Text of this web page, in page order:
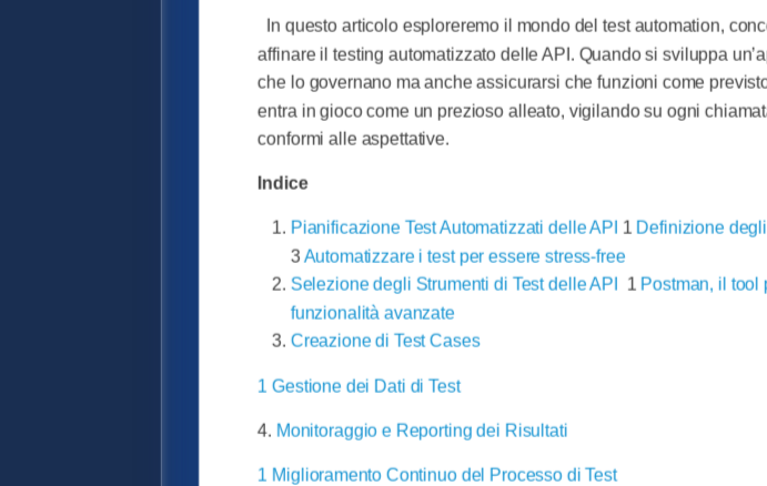
In questo articolo esploreremo il mondo del test automation,
affinare il testing automatizzato delle API. Quando si sviluppa
che lo governano ma anche assicurarsi che funzioni come
entra in gioco come un prezioso alleato, vigilando su ogni
conformi alle aspettative.
Indice
Pianificazione Test Automatizzati delle API 1 Definizione
3 Automatizzare i test per essere stress-free
Selezione degli Strumenti di Test delle API
1 Postman, il tool
funzionalità avanzate
Creazione di Test Cases
1 Gestione dei Dati di Test
4. Monitoraggio e Reporting dei Risultati
1 Miglioramento Continuo del Processo di Test